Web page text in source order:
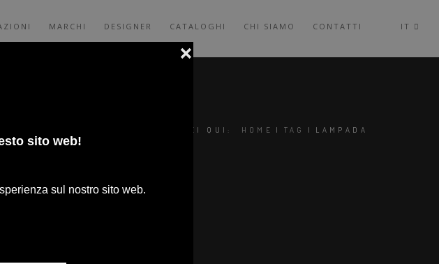
IT
MARCHI DESIGNER CATALOGHI CHI SIAMO CONTATTI
BOFFI,
TESSUTI
GROPPI
SEI QUI: HOME | TAG | LAMPADA